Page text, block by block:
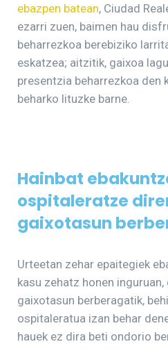
ebazpen batean, Ciudad
ezarri zuen, baimen hau
beharrezkoa berebiziko
eskatzea; aitzitik, gaixoa
presentzia beharrezkoa den
beharko lituzke barne.
Hainbat
ospitaleratze
gaixotasun
Urteetan zehar epaitegiek
kasu zehatz honen inguruan,
gaixotasun berberagatik,
ospitaleratua izan behar
hauek ez dira beti ondorio